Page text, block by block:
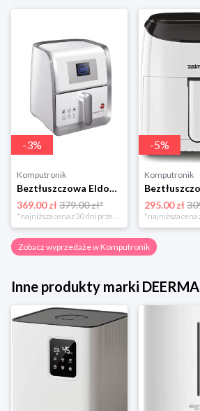
-3%
Komputronik
Beztłuszczowa Eldom MFC1000 biało-srebrny
369.00 zł379.00 zł*
-5%
Komputronik
295.00 zł
Zobacz wyprzedaże w Komputronik
Inne produkty marki DEERMA